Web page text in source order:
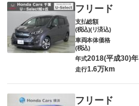
フリード
支払総額
(税込)(リ済込)
車両本体価格
(税込)
年式2018(平成30)年
走行1.6万km
フリード